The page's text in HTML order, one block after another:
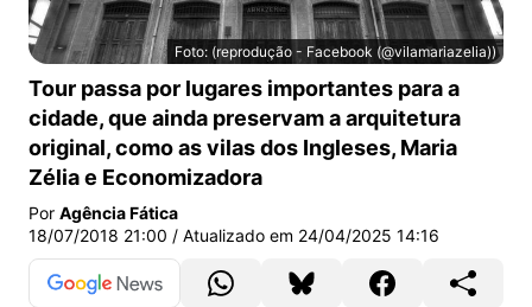
Foto: (reprodução - Facebook (@vilamariazelia))
Passeio guiado visita vilas operárias históricas em São
Tour passa por lugares importantes para a
cidade, que ainda preservam a arquitetura
original, como as vilas dos Ingleses, Maria
Zélia e Economizadora
Por Agência Fática
18/07/2018 21:00 / Atualizado em 24/04/2025 14:16